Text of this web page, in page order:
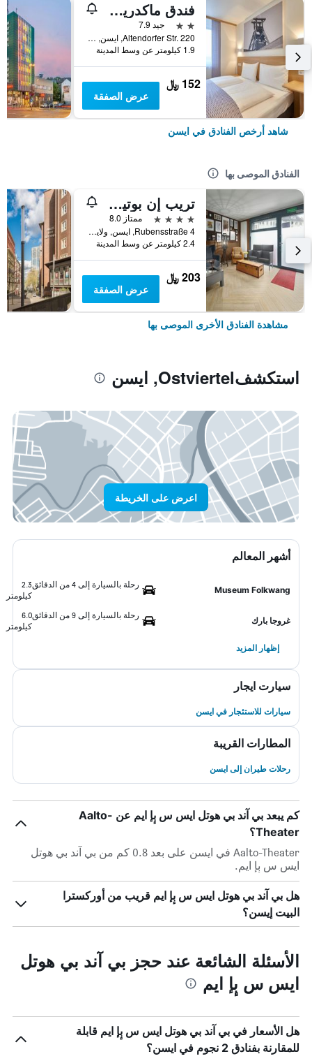
فندق ماكدريمز إسين
2 نجمتين
جيد 7.9
Altendorfer Str. 220, ايسن, ولاية شمال الراين وستفاليا, ألمانيا
1.9 كيلومتر عن وسط المدينة
152 ﷼
عرض الصفقة
شاهد أرخص الفنادق في ايسن
الفنادق الموصى بها
تريب إن بوتيك روبينس إسين
4 نجوم
ممتاز 8.0
Rubensstraße 4, ايسن, ولاية شمال الراين وستفاليا, ألمانيا
2.4 كيلومتر عن وسط المدينة
203 ﷼
عرض الصفقة
مشاهدة الفنادق الأخرى الموصى بها
استكشفOstviertel, ايسن
اعرض على الخريطة
أشهر المعالم
Museum Folkwang
رحلة بالسيارة إلى 4 من الدقائق
2.3
كيلومتر
غروجا بارك
رحلة بالسيارة إلى 9 من الدقائق
6.0
كيلومتر
إظهار المزيد
سيارت ايجار
سيارات للاستئجار في ايسن
المطارات القريبة
رحلات طيران إلى ايسن
كم يبعد بي آند بي هوتل ايس س بٕإ ايم عن Aalto-
Theater؟
Aalto-Theater في ايسن على بعد 0.8 كم من بي آند بي هوتل
ايس س بٕإ ايم.
هل بي آند بي هوتل ايس س بٕإ ايم قريب من أوركسترا
البيت إيسن؟
الأسئلة الشائعة عند حجز بي آند بي هوتل
ايس س بٕإ ايم
هل الأسعار في بي آند بي هوتل ايس س بٕإ ايم قابلة
للمقارنة بفنادق 2 نجوم في ايسن؟